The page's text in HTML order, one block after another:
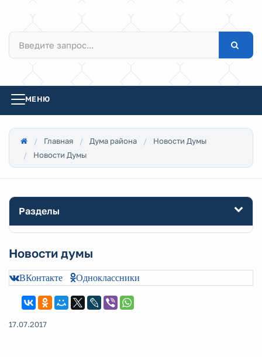
МЕНЮ
Главная Дума района
Новости Думы
Новости Думы
Разделы
Новости думы
ВКонтакте Одноклассники
17.07.2017